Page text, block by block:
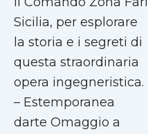
Sicilia, per esplorare
la storia e i segreti di
questa straordinaria
opera ingegneristica.
– Estemporanea
darte Omaggio a